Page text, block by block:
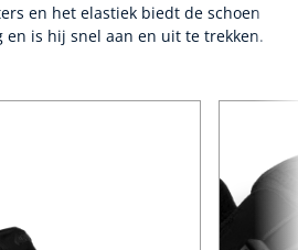
en het elastiek biedt de schoen
en is hij snel aan en uit te trekken.